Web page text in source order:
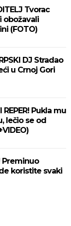
Tvorac
obožavali
(FOTO)
DJ Stradao
u Crnoj Gori
REPER! Pukla mu
lečio se od
Preminuo
koristite svaki